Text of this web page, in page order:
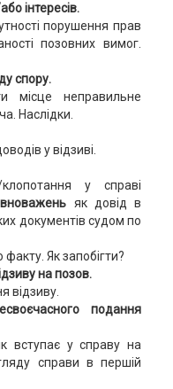
інтересів.
порушення прав
позовних вимог.
спору.
місце неправильне
Наслідки.
у відзиві.
у справі
як довід в
документів судом по
Як запобігти?
на позов.
відзиву.
подання
вступає у справу на
справи в першій